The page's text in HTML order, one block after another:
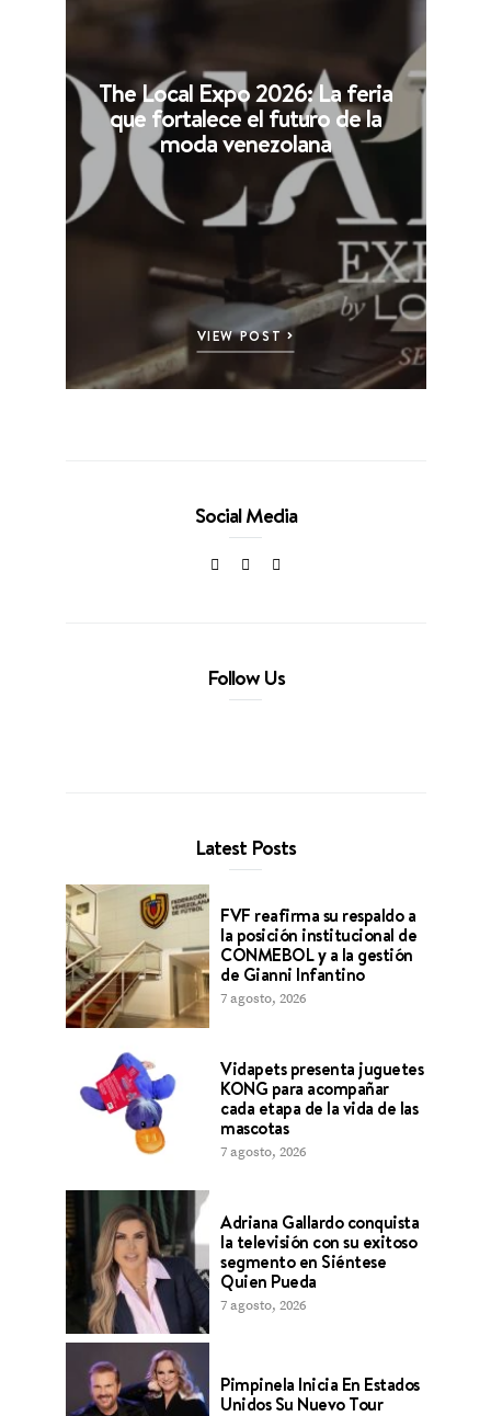
The Local Expo 2026: La feria
que fortalece el futuro de la
moda venezolana
VIEW POST
Social Media
Follow Us
Latest Posts
FVF reafirma su respaldo a
la posición institucional de
CONMEBOL y a la gestión
de Gianni Infantino
7 agosto, 2026
Vidapets presenta juguetes
KONG para acompañar
cada etapa de la vida de las
mascotas
7 agosto, 2026
Adriana Gallardo conquista
la televisión con su exitoso
segmento en Siéntese
Quien Pueda
7 agosto, 2026
Pimpinela Inicia En Estados
Unidos Su Nuevo Tour